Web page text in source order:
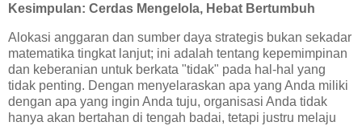
Kesimpulan: Cerdas Mengelola, Hebat Bertumbuh
Alokasi anggaran dan sumber daya strategis bukan sekadar
matematika tingkat lanjut; ini adalah tentang kepemimpinan
dan keberanian untuk berkata "tidak" pada hal-hal yang
tidak penting. Dengan menyelaraskan apa yang Anda miliki
dengan apa yang ingin Anda tuju, organisasi Anda tidak
hanya akan bertahan di tengah badai, tetapi justru melaju